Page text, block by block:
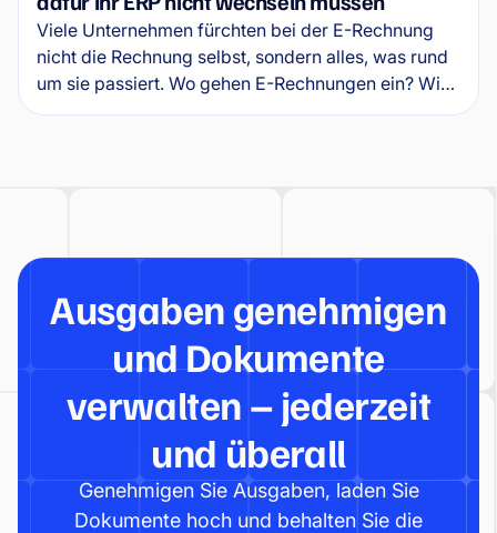
Viele Unternehmen fürchten bei der E-Rechnung
nicht die Rechnung selbst, sondern alles, was rund
um sie passiert. Wo gehen E-Rechnungen ein? Wie
werden sie mit dem ERP verbunden? Wer gibt sie
Ausgaben genehmigen
und Dokumente
verwalten – jederzeit
und überall
Genehmigen Sie Ausgaben, laden Sie
Dokumente hoch und behalten Sie die